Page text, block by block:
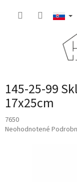
145-25-99
17x25cm
7650
Priemerné
Neohodnotené